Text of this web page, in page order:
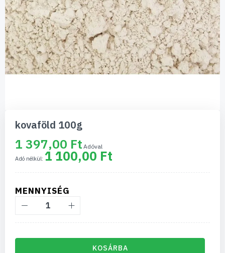
képgaléria
elejére
kovaföld 100g
1 397,00 Ft
1 100,00 Ft
MENNYISÉG
KOSÁRBA